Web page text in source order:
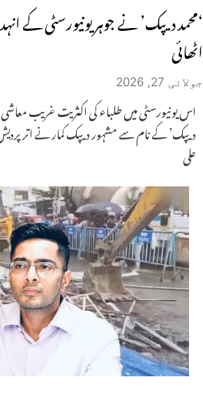
‘محمد دیپک’ نے جوہر یونیورسٹی کے
اٹھائی
جولائی 27, 2026
اس یونیورسٹی میں طلباء کی اکثریت غریب
دیپک’ کے نام سے مشہور دیپک کمار نے اتر
علی